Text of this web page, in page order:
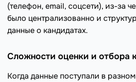
(телефон, email, соцсети), из-за
было централизованно и
данные о кандидатах.
Сложности оценки и отбора
Когда данные поступали в